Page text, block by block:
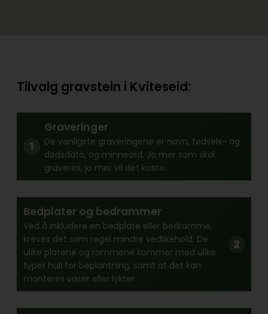
Tilvalg gravstein i Kviteseid:
Graveringer
De vanligste graveringene er navn, fødsels- og
dødsdato, og minneord. Jo mer som skal
graveres, jo mer vil det koste.
Bedplater og bedrammer
Ved å inkludere en bedplate eller bedramme,
kreves det som regel mindre vedlikehold. De
ulike platene og rammene kommer med ulike
typer hull for beplantning, samt at det kan
monteres vaser eller lykter.